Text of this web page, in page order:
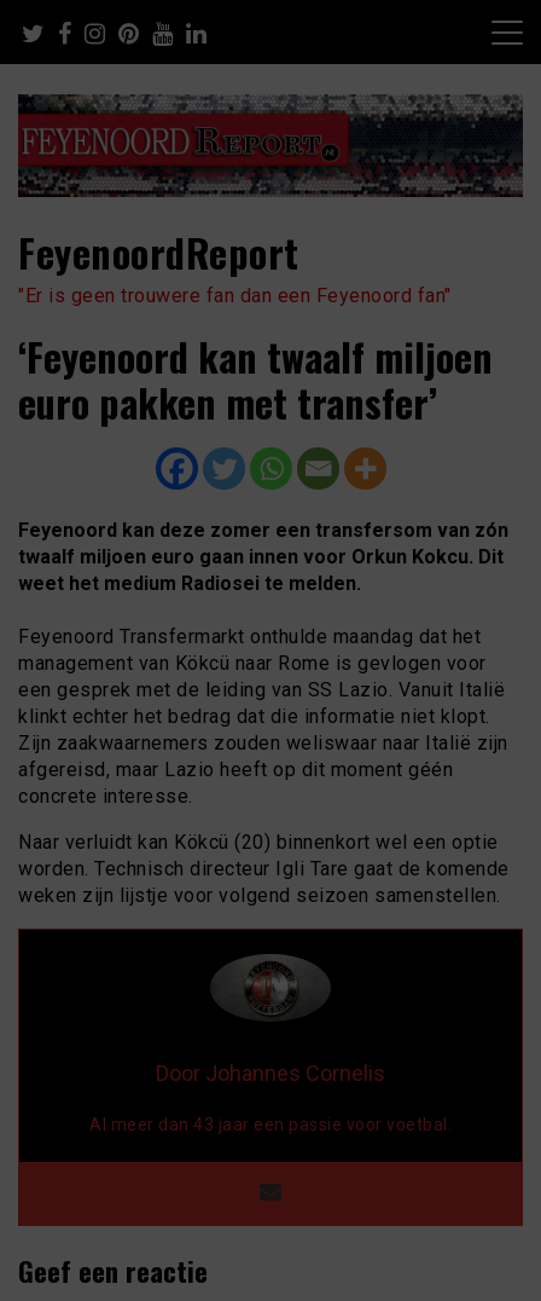
content
FeyenoordReport
"Er is geen trouwere fan dan een Feyenoord fan"
‘Feyenoord kan twaalf miljoen
euro pakken met transfer’
Feyenoord kan deze zomer een transfersom van zón
twaalf miljoen euro gaan innen voor Orkun Kokcu. Dit
weet het medium Radiosei te melden.
Feyenoord Transfermarkt onthulde maandag dat het
management van Kökcü naar Rome is gevlogen voor
een gesprek met de leiding van SS Lazio. Vanuit Italië
klinkt echter het bedrag dat die informatie niet klopt.
Zijn zaakwaarnemers zouden weliswaar naar Italië zijn
afgereisd, maar Lazio heeft op dit moment géén
concrete interesse.
Naar verluidt kan Kökcü (20) binnenkort wel een optie
worden. Technisch directeur Igli Tare gaat de komende
weken zijn lijstje voor volgend seizoen samenstellen.
Door Johannes Cornelis
Al meer dan 43 jaar een passie voor voetbal.
Geef een reactie